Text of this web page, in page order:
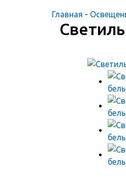
Главная -